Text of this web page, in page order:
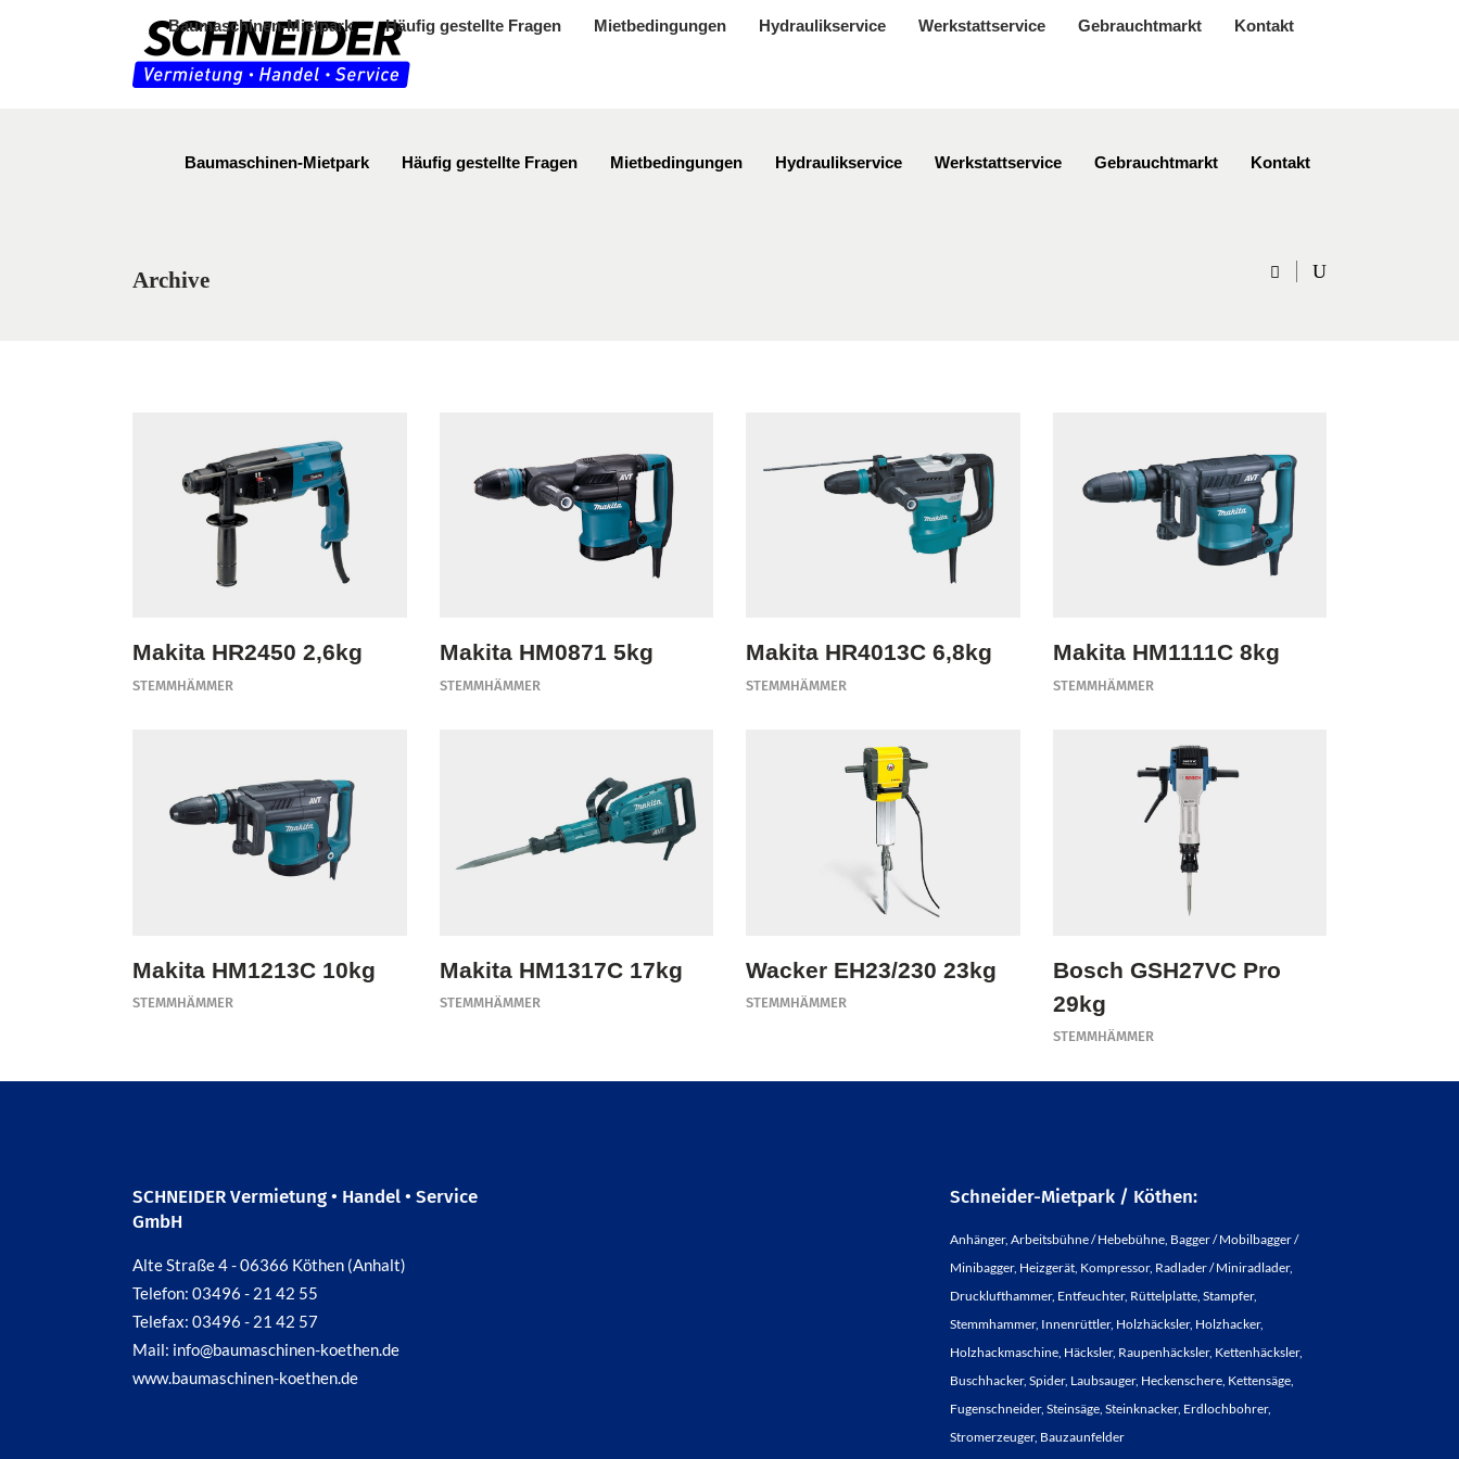
Baumaschinen-Mietpark Häufig gestellte Fragen Mietbedingungen Hydraulikservice Werkstattservice Gebrauchtmarkt Kontakt
Baumaschinen-Mietpark Häufig gestellte Fragen Mietbedingungen Hydraulikservice Werkstattservice Gebrauchtmarkt Kontakt
Archive
Makita HR2450 2,6kg
STEMMHÄMMER
Makita HM0871 5kg
STEMMHÄMMER
Makita HR4013C 6,8kg
STEMMHÄMMER
Makita HM1111C 8kg
STEMMHÄMMER
Makita HM1213C 10kg
STEMMHÄMMER
Makita HM1317C 17kg
STEMMHÄMMER
Wacker EH23/230 23kg
STEMMHÄMMER
Bosch GSH27VC Pro
29kg
STEMMHÄMMER
SCHNEIDER Vermietung • Handel • Service
GmbH
Alte Straße 4 - 06366 Köthen (Anhalt)
Telefon: 03496 - 21 42 55
Telefax: 03496 - 21 42 57
Mail: info@baumaschinen-koethen.de
www.baumaschinen-koethen.de
Schneider-Mietpark / Köthen:
Anhänger, Arbeitsbühne / Hebebühne, Bagger / Mobilbagger /
Minibagger, Heizgerät, Kompressor, Radlader / Miniradlader,
Drucklufthammer, Entfeuchter, Rüttelplatte, Stampfer,
Stemmhammer, Innenrüttler, Holzhäcksler, Holzhacker,
Holzhackmaschine, Häcksler, Raupenhäcksler, Kettenhäcksler,
Buschhacker, Spider, Laubsauger, Heckenschere, Kettensäge,
Fugenschneider, Steinsäge, Steinknacker, Erdlochbohrer,
Stromerzeuger, Bauzaunfelder